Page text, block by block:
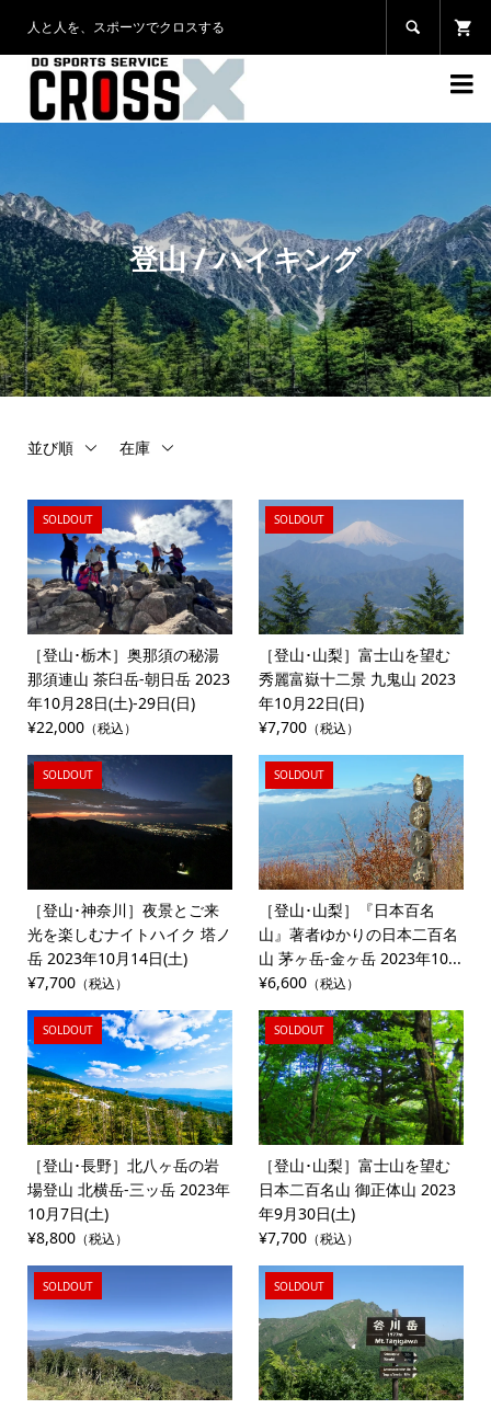
人と人を、スポーツでクロスする 

登山 / ハイキング
並び順 在庫
SOLDOUT
［登山･栃木］奥那須の秘湯
那須連山 茶臼岳-朝日岳 2023
年10月28日(土)-29日(日)
¥22,000（税込）
SOLDOUT
［登山･山梨］富士山を望む
秀麗富嶽十二景 九鬼山 2023
年10月22日(日)
¥7,700 （税込）
SOLDOUT
［登山･神奈川］夜景とご来
光を楽しむナイトハイク 塔ノ
岳 2023年10月14日(土)
¥7,700（税込）
SOLDOUT
［登山･山梨］『日本百名
山』著者ゆかりの日本二百名
山 茅ヶ岳‐金ヶ岳 2023年10...
¥6,600 （税込）
SOLDOUT
［登山･長野］北八ヶ岳の岩
場登山 北横岳-三ッ岳 2023年
10月7日(土)
¥8,800（税込）
SOLDOUT
［登山･山梨］富士山を望む
日本二百名山 御正体山 2023
年9月30日(土)
¥7,700 （税込）
SOLDOUT SOLDOUT